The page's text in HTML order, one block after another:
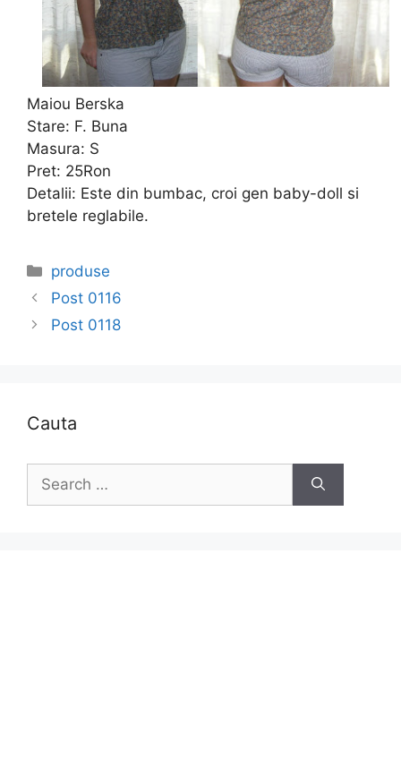
Maiou Berska
Stare: F. Buna
Masura: S
Pret: 25Ron
Detalii: Este din bumbac, croi gen baby-doll si
bretele reglabile.
Categories
produse
Post 0116
Post 0118
Cauta
for: